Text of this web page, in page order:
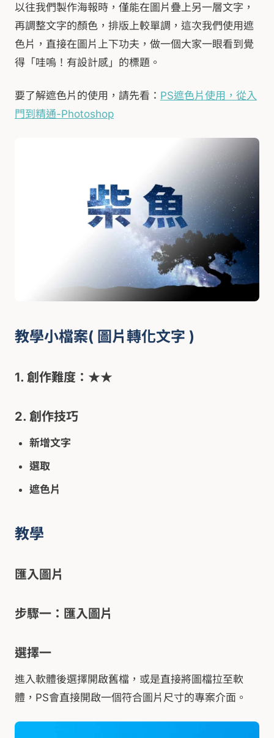
以往我們製作海報時，僅能在圖片疊上另一層文字，
再調整文字的顏色，排版上較單調，這次我們使用遮
色片，直接在圖片上下功夫，做一個大家一眼看到覺
得「哇嗚！有設計感」的標題。
要了解遮色片的使用，請先看： PS遮色片使用，從入
門到精通-Photoshop
教學小檔案( 圖片轉化文字 )
1. 創作難度：★★
2. 創作技巧
新增文字
選取
遮色片
教學
匯入圖片
步驟一：匯入圖片
選擇一
進入軟體後選擇開啟舊檔，或是直接將圖檔拉至軟
體，PS會直接開啟一個符合圖片尺寸的專案介面。